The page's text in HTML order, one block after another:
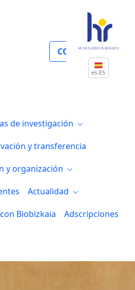
COLABORA
es-ES
de investigación
y transferencia
y organización
Actualidad
Biobizkaia
Adscripciones